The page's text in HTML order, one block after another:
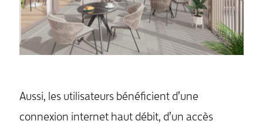
Aussi, les utilisateurs bénéficient d’une
connexion internet haut débit, d’un accès